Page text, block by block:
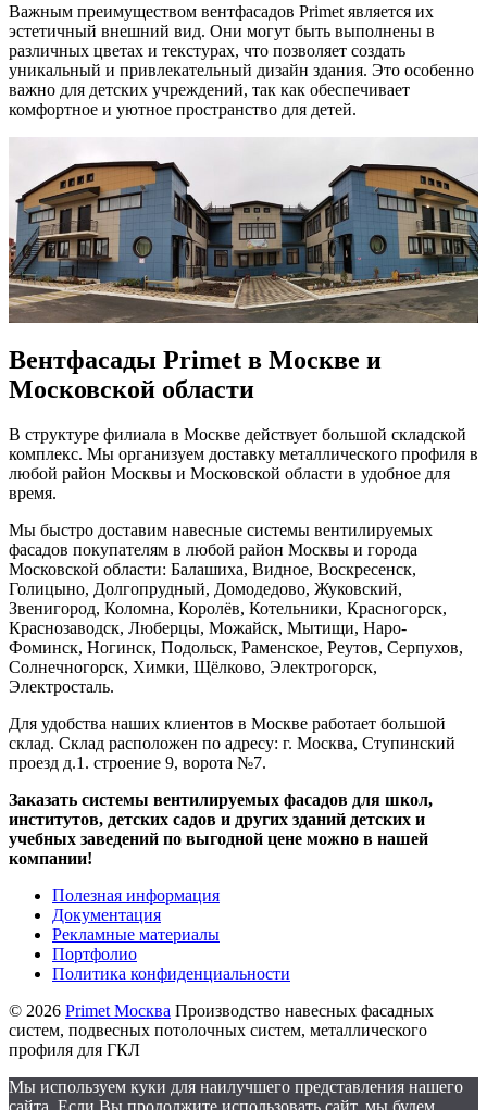
Важным преимуществом вентфасадов Primet является их
эстетичный внешний вид. Они могут быть выполнены в
различных цветах и текстурах, что позволяет создать
уникальный и привлекательный дизайн здания. Это особенно
важно для детских учреждений, так как обеспечивает
комфортное и уютное пространство для детей.
Вентфасады Primet в Москве и
Московской области
В структуре филиала в Москве действует большой складской
комплекс. Мы организуем доставку металлического профиля в
любой район Москвы и Московской области в удобное для
время.
Мы быстро доставим навесные системы вентилируемых
фасадов покупателям в любой район Москвы и города
Московской области: Балашиха, Видное, Воскресенск,
Голицыно, Долгопрудный, Домодедово, Жуковский,
Звенигород, Коломна, Королёв, Котельники, Красногорск,
Краснозаводск, Люберцы, Можайск, Мытищи, Наро-
Фоминск, Ногинск, Подольск, Раменское, Реутов, Серпухов,
Солнечногорск, Химки, Щёлково, Электрогорск,
Электросталь.
Для удобства наших клиентов в Москве работает большой
склад. Склад расположен по адресу: г. Москва, Ступинский
проезд д.1. строение 9, ворота №7.
Заказать системы вентилируемых фасадов для школ,
институтов, детских садов и других зданий детских и
учебных заведений по выгодной цене можно в нашей
компании!
Полезная информация
Документация
Рекламные материалы
Портфолио
Политика конфиденциальности
© 2026 Primet Москва Производство навесных фасадных
систем, подвесных потолочных систем, металлического
профиля для ГКЛ
Мы используем куки для наилучшего представления нашего